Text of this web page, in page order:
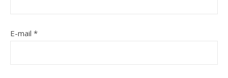
E-mail *